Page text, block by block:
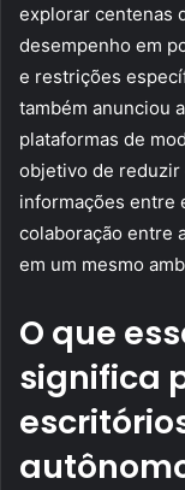
explorar centenas
desempenho em
e restrições
também anunciou
plataformas de
objetivo de reduzir
informações entre
colaboração entre
em um mesmo
O que
significa